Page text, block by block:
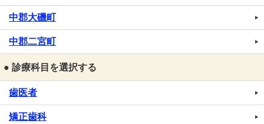
中郡大磯町
中郡二宮町
● 診療科目を選択する
歯医者
矯正歯科